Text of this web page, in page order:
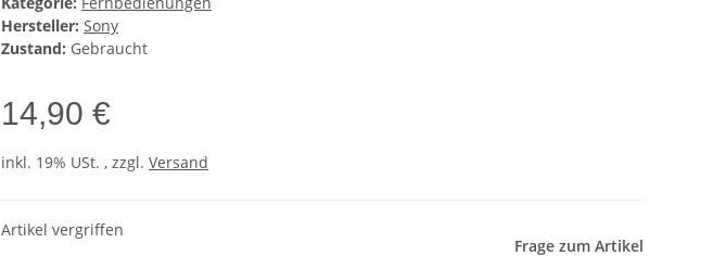
Hersteller: Sony
Zustand: Gebraucht
14,90 €
inkl. 19% USt. , zzgl. Versand
Artikel vergriffen
Frage zum Artikel